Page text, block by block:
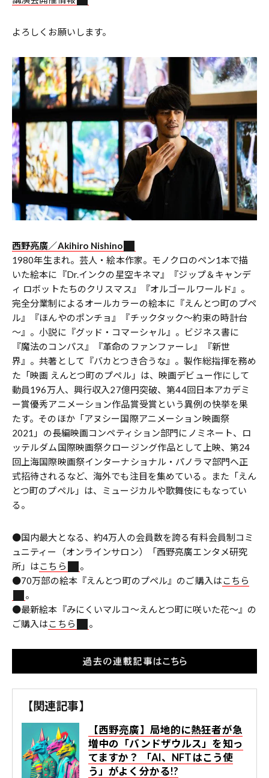
よろしくお願いします。
西野亮廣／Akihiro Nishino
1980年生まれ。芸人・絵本作家。モノクロのペン1本で描
いた絵本に『Dr.インクの星空キネマ』『ジップ＆キャンデ
ィ ロボットたちのクリスマス』『オルゴールワールド』。
完全分業制によるオールカラーの絵本に『えんとつ町のプペ
ル』『ほんやのポンチョ』『チックタック～約束の時計台
～』。小説に『グッド・コマーシャル』。ビジネス書に
『魔法のコンパス』『革命のファンファーレ』『新世
界』。共著として『バカとつき合うな』。製作総指揮を務め
た「映画 えんとつ町のプペル」は、映画デビュー作にして
動員196万人、興行収入27億円突破、第44回日本アカデミ
ー賞優秀アニメーション作品賞受賞という異例の快挙を果
たす。そのほか「アヌシー国際アニメーション映画祭
2021」の長編映画コンペティション部門にノミネート、ロ
ッテルダム国際映画祭クロージング作品として上映、第24
回上海国際映画祭インターナショナル・パノラマ部門へ正
式招待されるなど、海外でも注目を集めている。また「えん
とつ町のプペル」は、ミュージカルや歌舞伎にもなってい
る。
●国内最大となる、約4万人の会員数を誇る有料会員制コミ
ュニティー（オンラインサロン）「西野亮廣エンタメ研究
所」はこちら
。
●70万部の絵本『えんとつ町のプペル』のご購入はこちら
。
●最新絵本『みにくいマルコ～えんとつ町に咲いた花～』の
ご購入はこちら 。
【関連記事】
【西野亮廣】局地的に熱狂者が急
増中の「バンドザウルス」を知っ
てますか？ 「AI、NFTはこう使
う」がよく分かる!?